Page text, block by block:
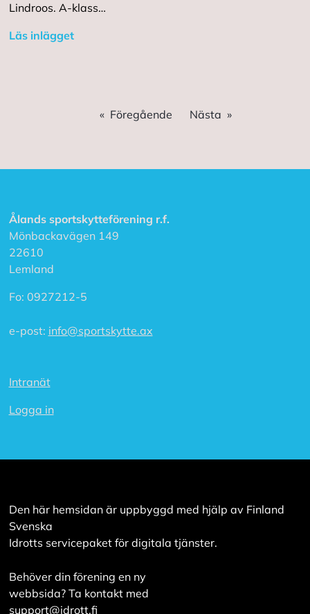
Lindroos. A-klass…
Läs inlägget
Föregående Nästa
Ålands sportskytteförening r.f.
Mönbackavägen 149
22610
Lemland
Fo: 0927212-5
e-post: info@sportskytte.ax
Intranät
Logga in
Den här hemsidan är uppbyggd med hjälp av Finland
Svenska
Idrotts servicepaket för digitala tjänster.
Behöver din förening en ny
webbsida? Ta kontakt med
support@idrott.fi